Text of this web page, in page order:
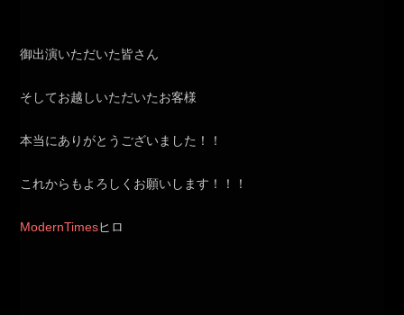
御出演いただいた皆さん
そしてお越しいただいたお客様
本当にありがとうございました！！
これからもよろしくお願いします！！！
ModernTimesヒロ